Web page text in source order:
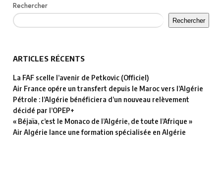
Rechercher
Rechercher
ARTICLES RÉCENTS
La FAF scelle l’avenir de Petkovic (Officiel)
Air France opére un transfert depuis le Maroc vers l’Algérie
Pétrole : l’Algérie bénéficiera d’un nouveau relèvement
décidé par l’OPEP+
« Béjaïa, c’est le Monaco de l’Algérie, de toute l’Afrique »
Air Algérie lance une formation spécialisée en Algérie